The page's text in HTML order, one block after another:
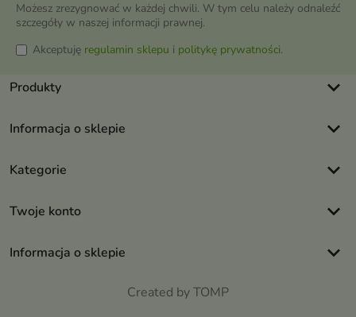
Możesz zrezygnować w każdej chwili. W tym celu należy odnaleźć
szczegóły w naszej informacji prawnej.
Akceptuję regulamin sklepu i politykę prywatności.
Produkty keyboard_arrow_down
Informacja o sklepie keyboard_arrow_down
Kategorie keyboard_arrow_down
Twoje konto keyboard_arrow_down
Informacja o sklepie keyboard_arrow_down
Created by TOMP